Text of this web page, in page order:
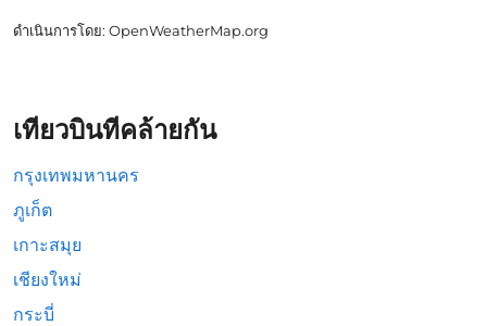
ดำเนินการโดย: OpenWeatherMap.org
เที่ยวบินที่คล้ายกัน
กรุงเทพมหานคร
ภูเก็ต
เกาะสมุย
เชียงใหม่
กระบี่